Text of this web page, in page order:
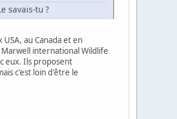
savais-tu ?
au Canada et en
international Wildlife
eux. Ils proposent
c'est loin d'être le